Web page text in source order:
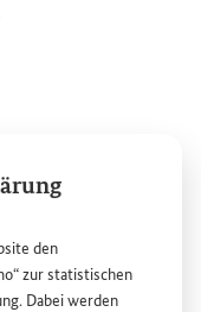
den
zur statistischen
Dabei werden